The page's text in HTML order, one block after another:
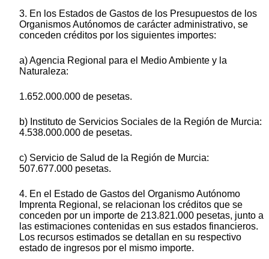
3. En los Estados de Gastos de los Presupuestos de los
Organismos Autónomos de carácter administrativo, se
conceden créditos por los siguientes importes:
a) Agencia Regional para el Medio Ambiente y la
Naturaleza:
1.652.000.000 de pesetas.
b) Instituto de Servicios Sociales de la Región de Murcia:
4.538.000.000 de pesetas.
c) Servicio de Salud de la Región de Murcia:
507.677.000 pesetas.
4. En el Estado de Gastos del Organismo Autónomo
Imprenta Regional, se relacionan los créditos que se
conceden por un importe de 213.821.000 pesetas, junto a
las estimaciones contenidas en sus estados financieros.
Los recursos estimados se detallan en su respectivo
estado de ingresos por el mismo importe.